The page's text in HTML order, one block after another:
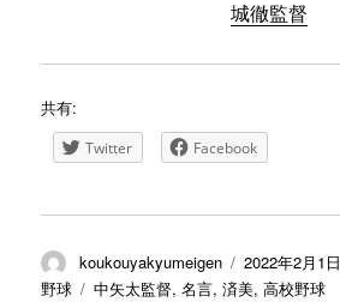
城徹監督
共有:
Twitter Facebook
投
稿
koukouyakyumeigen
投
稿
2022年2月1日
野球
タ
中矢太監督,名言,済美,高校野球